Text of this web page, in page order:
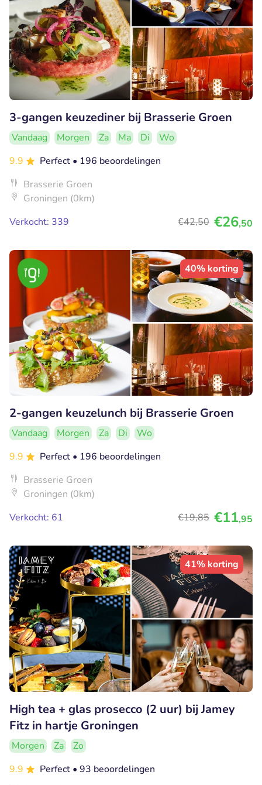
3-gangen keuzediner bij Brasserie Groen
Vandaag Morgen Za Ma Di
Wo
9.9
Perfect • 196 beoordelingen
Brasserie Groen
Groningen (0km)
Verkocht: 339
€42,50 €26,50
40% korting
2-gangen keuzelunch bij Brasserie Groen
Vandaag Morgen Za Di
Wo
9.9
Perfect • 196 beoordelingen
Brasserie Groen
Groningen (0km)
Verkocht: 61
€19,85 €11,95
41% korting
High tea + glas prosecco (2 uur) bij Jamey
Fitz in hartje Groningen
Morgen Za
Zo
9.9
Perfect • 93 beoordelingen